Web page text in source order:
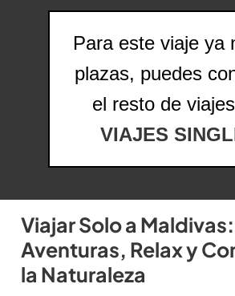
Para este viaje ya
plazas, puedes
el resto de
VIAJES
Viajar Solo a Maldivas:
Aventuras, Relax y
la Naturaleza